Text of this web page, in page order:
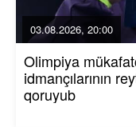
03.08.2026, 20:00
Olimpiya
idmançılarının
qoruyub